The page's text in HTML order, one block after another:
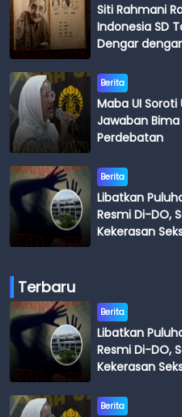
Siti Rahmani
Indonesia SD
Dengar
Berita
Maba UI Soroti
Jawaban
Perdebatan
Berita
Libatkan
Resmi Di-DO,
Kekerasan
Terbaru
Berita
Libatkan
Resmi Di-DO,
Kekerasan
Berita